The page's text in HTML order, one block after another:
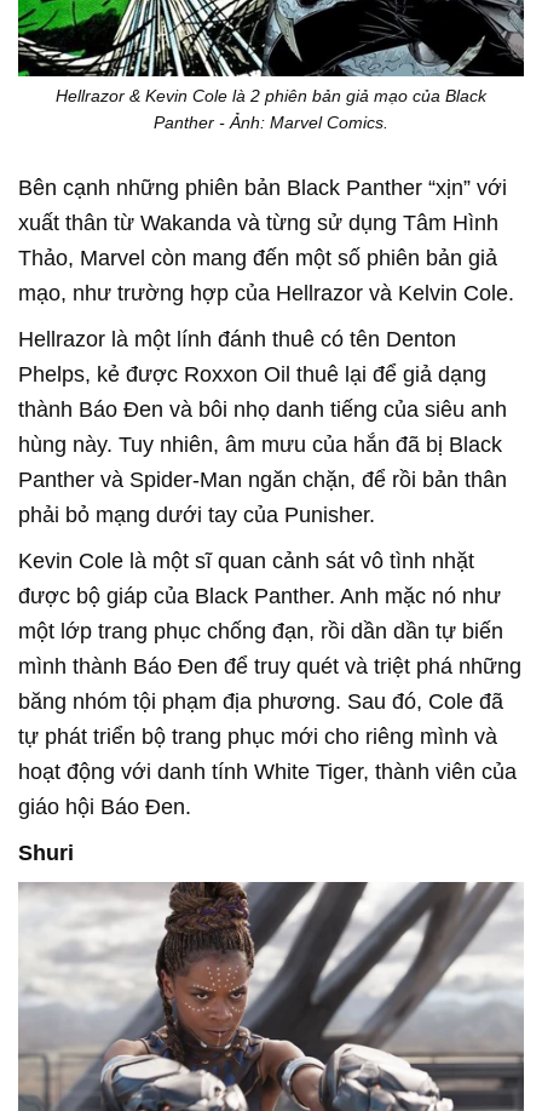
Hellrazor & Kevin Cole là 2 phiên bản giả mạo của Black
Panther - Ảnh: Marvel Comics.
Bên cạnh những phiên bản Black Panther “xịn” với
xuất thân từ Wakanda và từng sử dụng Tâm Hình
Thảo, Marvel còn mang đến một số phiên bản giả
mạo, như trường hợp của Hellrazor và Kelvin Cole.
Hellrazor là một lính đánh thuê có tên Denton
Phelps, kẻ được Roxxon Oil thuê lại để giả dạng
thành Báo Đen và bôi nhọ danh tiếng của siêu anh
hùng này. Tuy nhiên, âm mưu của hắn đã bị Black
Panther và Spider-Man ngăn chặn, để rồi bản thân
phải bỏ mạng dưới tay của Punisher.
Kevin Cole là một sĩ quan cảnh sát vô tình nhặt
được bộ giáp của Black Panther. Anh mặc nó như
một lớp trang phục chống đạn, rồi dần dần tự biến
mình thành Báo Đen để truy quét và triệt phá những
băng nhóm tội phạm địa phương. Sau đó, Cole đã
tự phát triển bộ trang phục mới cho riêng mình và
hoạt động với danh tính White Tiger, thành viên của
giáo hội Báo Đen.
Shuri